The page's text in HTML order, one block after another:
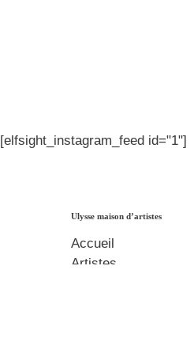
[elfsight_instagram_feed id="1"]
Ulysse maison d’artistes
Accueil
Artistes